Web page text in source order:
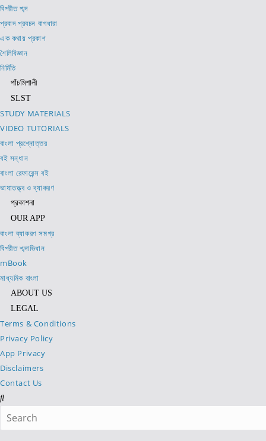
বিপরীত শব্দ
প্রবাদ প্রবচন বাগধারা
এক কথায় প্রকাশ
শৈলিবিজ্ঞান
নির্মিতি
পাঁচমিশালী
SLST
STUDY MATERIALS
VIDEO TUTORIALS
বাংলা প্রশ্নোত্তর
বই সন্ধান
বাংলা রেফারেন্স বই
ভাষাতত্ত্ব ও ব্যাকরণ
প্রকাশনা
OUR APP
বাংলা ব্যাকরণ সমগ্র
বিপরীত শব্দাভিধান
mBook
মাধ্যমিক বাংলা
ABOUT US
LEGAL
Terms & Conditions
Privacy Policy
App Privacy
Disclaimers
Contact Us
Search
this